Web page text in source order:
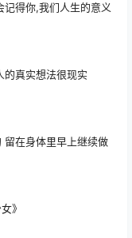
记得你,我们人生的意义
的真实想法很现实
留在身体里早上继续做
》